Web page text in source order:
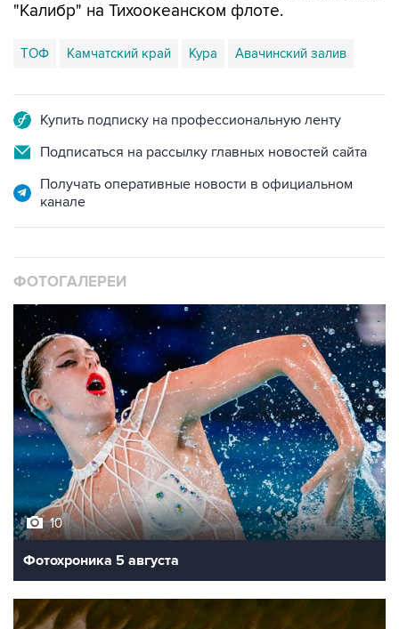
"Калибр" на Тихоокеанском флоте.
ТОФ Камчатский край Кура Авачинский залив
Купить подписку на профессиональную ленту
Подписаться на рассылку главных новостей сайта
Получать оперативные новости в официальном
канале
ФОТОГАЛЕРЕИ
10
Фотохроника 5 августа